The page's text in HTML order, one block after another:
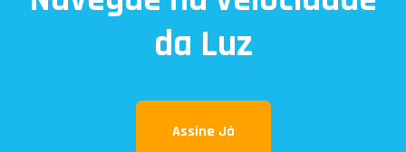
da Luz
Assine Já